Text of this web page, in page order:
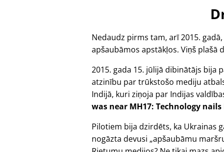
Nedaudz pirms tam, arī 2015.
apšaubāmos apstākļos. Viņš plašā
2015. gada 15. jūlijā dibinātājs bija
atzinību par trūkstošo mediju
Indijā, kuri ziņoja par Indijas
was near MH17: Technology
Pilotiem bija dzirdēts, ka Ukrainas
nogāzta devusi apšaubāmu